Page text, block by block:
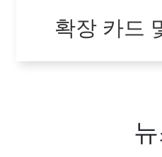
확장 카드
VIEW ALL